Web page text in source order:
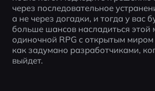
через последовательное
а не через догадки, и тогда у вас
больше шансов насладиться этой
одиночной RPG с открытым
как задумано разработчиками,
выйдет.